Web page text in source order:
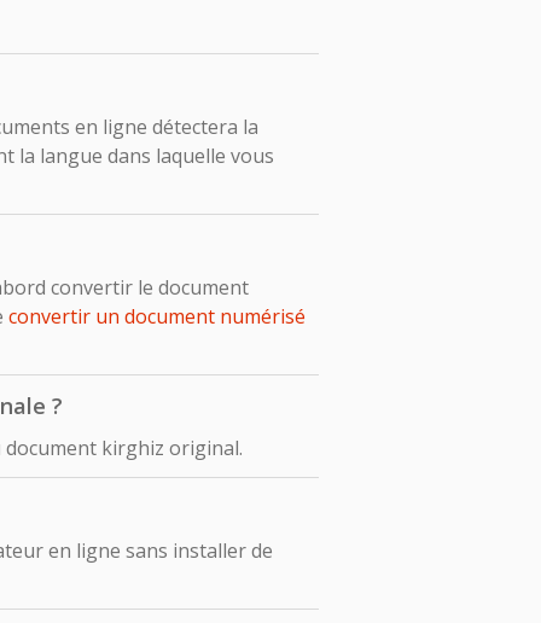
en ligne détectera la
la langue dans laquelle vous
convertir le document
convertir un document numérisé
?
kirghiz original.
en ligne sans installer de